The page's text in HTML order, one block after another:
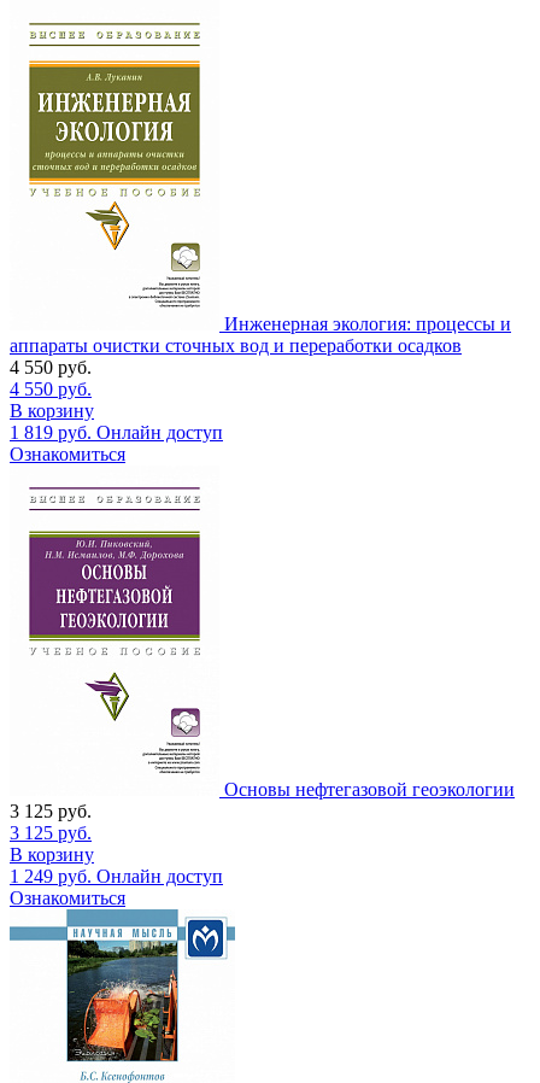
Инженерная экология: процессы и
аппараты очистки сточных вод и переработки осадков
4 550 руб.
4 550 руб.
В корзину
1 819 руб. Онлайн доступ
Ознакомиться
Основы нефтегазовой геоэкологии
3 125 руб.
3 125 руб.
В корзину
1 249 руб. Онлайн доступ
Ознакомиться